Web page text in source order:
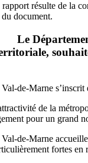
rapport résulte de la
document.
Le
de-Marne
de la
pour un grand
de-Marne
fortes en